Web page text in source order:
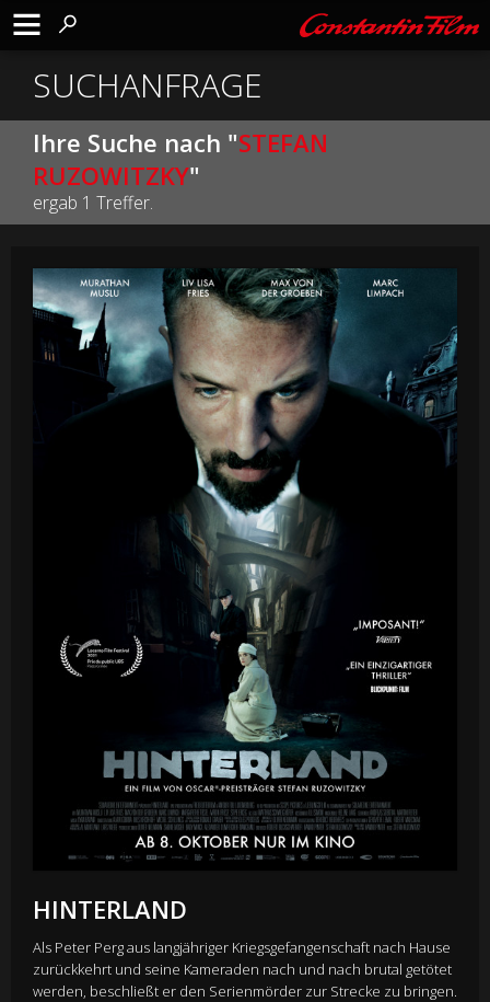
SUCHANFRAGE
Ihre Suche nach "STEFAN
RUZOWITZKY"
ergab 1 Treffer.
HINTERLAND
Als Peter Perg aus langjähriger Kriegsgefangenschaft nach Hause
zurückkehrt und seine Kameraden nach und nach brutal getötet
werden, beschließt er den Serienmörder zur Strecke zu bringen.